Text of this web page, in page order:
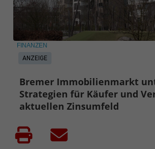
ANZEIGE
FINANZEN
Bremer Immobilienmarkt
Strategien für Käufer und
aktuellen Zinsumfeld